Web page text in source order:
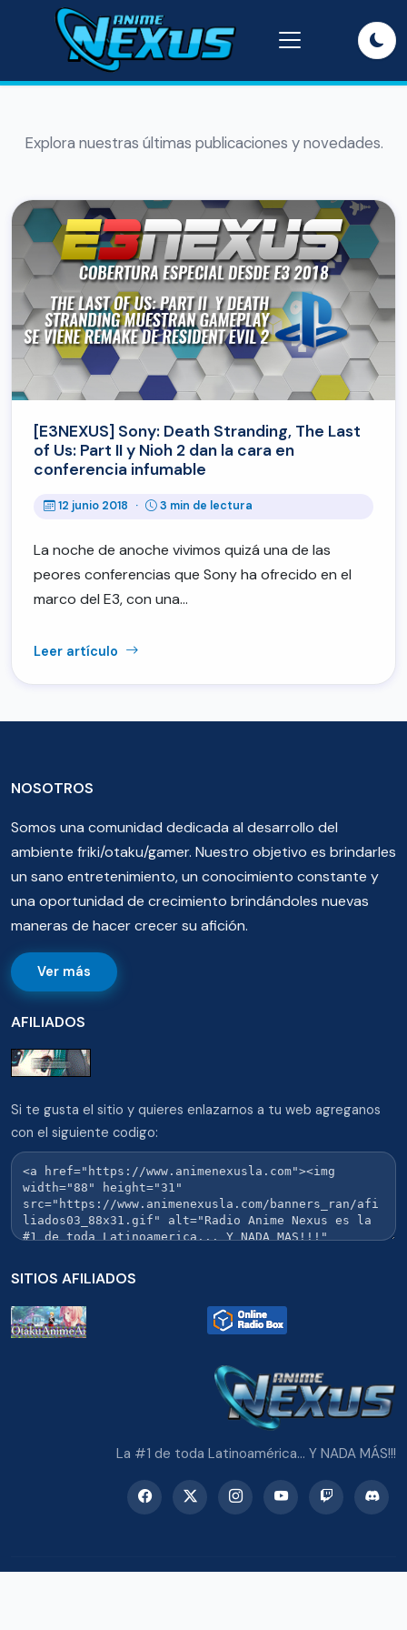
Explora nuestras últimas publicaciones y novedades.
[E3NEXUS] Sony: Death Stranding, The Last
of Us: Part II y Nioh 2 dan la cara en
conferencia infumable
12 junio 2018 · 3 min de lectura
La noche de anoche vivimos quizá una de las
peores conferencias que Sony ha ofrecido en el
marco del E3, con una…
Leer artículo
NOSOTROS
Somos una comunidad dedicada al desarrollo del
ambiente friki/otaku/gamer. Nuestro objetivo es brindarles
un sano entretenimiento, un conocimiento constante y
una oportunidad de crecimiento brindándoles nuevas
maneras de hacer crecer su afición.
Ver más
AFILIADOS
Si te gusta el sitio y quieres enlazarnos a tu web agreganos
con el siguiente codigo:
SITIOS AFILIADOS
La #1 de toda Latinoamérica... Y NADA MÁS!!!